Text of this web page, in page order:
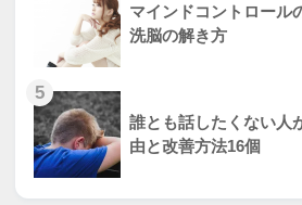
マインドコントロール
洗脳の解き方
5
誰とも話したくない人
由と改善方法16個